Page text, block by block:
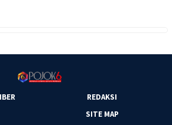
REDAKSI
SITE MAP